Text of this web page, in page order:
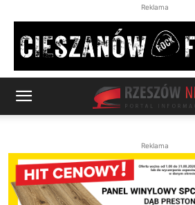
Reklama
Reklama